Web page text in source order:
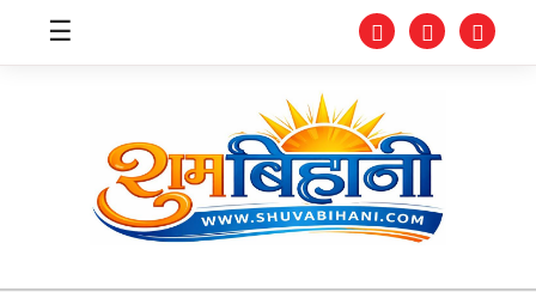
स्वास्थ्य
☰